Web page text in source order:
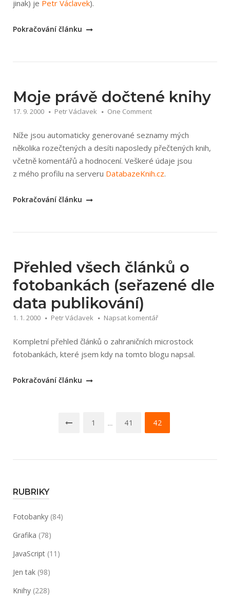
jinak) je Petr Václavek).
„Informace
Pokračování článku
Moje právě dočtené knihy
17. 9. 2000 Petr Václavek One Comment
Níže jsou automaticky generované seznamy mých
několika rozečtených a desíti naposledy přečtených knih,
včetně komentářů a hodnocení. Veškeré údaje jsou
z mého profilu na serveru DatabazeKnih.cz.
„Moje
Pokračování článku
Přehled všech článků o
fotobankách (seřazené dle
data publikování)
1. 1. 2000 Petr Václavek Napsat komentář
Kompletní přehled článků o zahraničních microstock
fotobankách, které jsem kdy na tomto blogu napsal.
„Přehled
dle
Pokračování článku
Navigace
1 … 41 42
RUBRIKY
Fotobanky (84)
Grafika (78)
JavaScript (11)
Jen tak (98)
Knihy (228)